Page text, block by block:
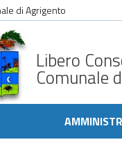
di Agrigento
Libero
Comunale